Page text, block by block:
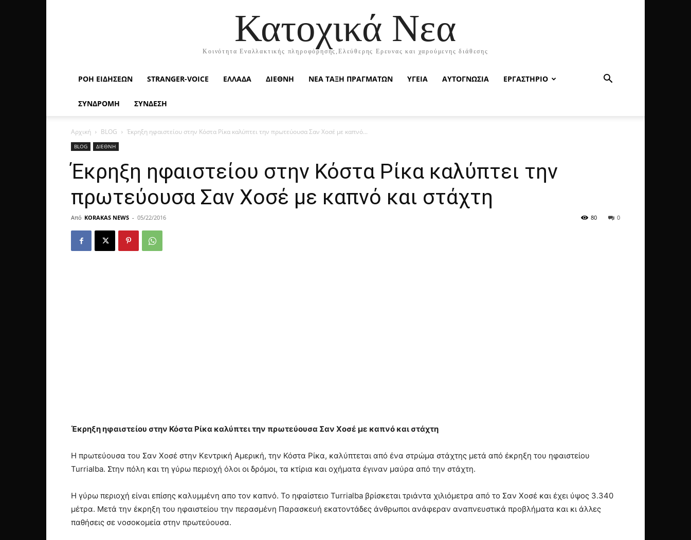
Κατοχικά Νεα
Κοινότητα Εναλλακτικής πληροφόρησης,Ελεύθερης Ερευνας και χαρούμενης διάθεσης
ΡΟΉ ΕΙΔΉΣΕΩΝ STRANGER-VOICE ΕΛΛΑΔΑ ΔΙΕΘΝΗ ΝΕΑ ΤΑΞΗ ΠΡΑΓΜΑΤΩΝ ΥΓΕΙΑ ΑΥΤΟΓΝΩΣΙΑ ΕΡΓΑΣΤΗΡΙΟ
ΣΥΝΔΡΟΜΗ ΣΥΝΔΕΣΗ
Αρχική BLOG Έκρηξη ηφαιστείου στην Κόστα Ρίκα καλύπτει την πρωτεύουσα Σαν Χοσέ με καπνό...
BLOG ΔΙΕΘΝΗ
Έκρηξη ηφαιστείου στην Κόστα Ρίκα καλύπτει την
πρωτεύουσα Σαν Χοσέ με καπνό και στάχτη
Από KORAKAS NEWS - 05/22/2016 0
80
Έκρηξη ηφαιστείου στην Κόστα Ρίκα καλύπτει την πρωτεύουσα Σαν Χοσέ με καπνό και στάχτη
Η πρωτεύουσα του Σαν Χοσέ στην Κεντρική Αμερική, την Κόστα Ρίκα, καλύπτεται από ένα στρώμα στάχτης μετά από έκρηξη του ηφαιστείου
Turrialba. Στην πόλη και τη γύρω περιοχή όλοι οι δρόμοι, τα κτίρια και οχήματα έγιναν μαύρα από την στάχτη.
Η γύρω περιοχή είναι επίσης καλυμμένη απο τον καπνό. Το ηφαίστειο Turrialba βρίσκεται τριάντα χιλιόμετρα από το Σαν Χοσέ και έχει ύψος 3.340
μέτρα. Μετά την έκρηξη του ηφαιστείου την περασμένη Παρασκευή εκατοντάδες άνθρωποι ανάφεραν αναπνευστικά προβλήματα και κι άλλες
παθήσεις σε νοσοκομεία στην πρωτεύουσα.